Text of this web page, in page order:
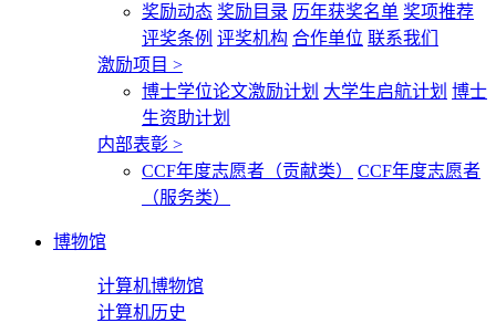
奖励动态 奖励目录 历年获奖名单 奖项推荐
评奖条例 评奖机构 合作单位 联系我们
激励项目 >
博士学位论文激励计划 大学生启航计划 博士
生资助计划
内部表彰 >
CCF年度志愿者（贡献类）
CCF年度志愿者
（服务类）
博物馆
计算机博物馆
计算机历史